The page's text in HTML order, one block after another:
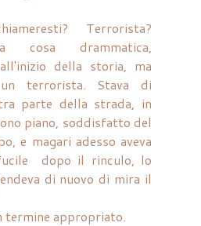
Terrorista?
cosa drammatica,
della storia, ma
terrorista. Stava di
parte della strada, in
piano, soddisfatto del
e magari adesso aveva
dopo il rinculo, lo
di nuovo di mira il
termine appropriato.